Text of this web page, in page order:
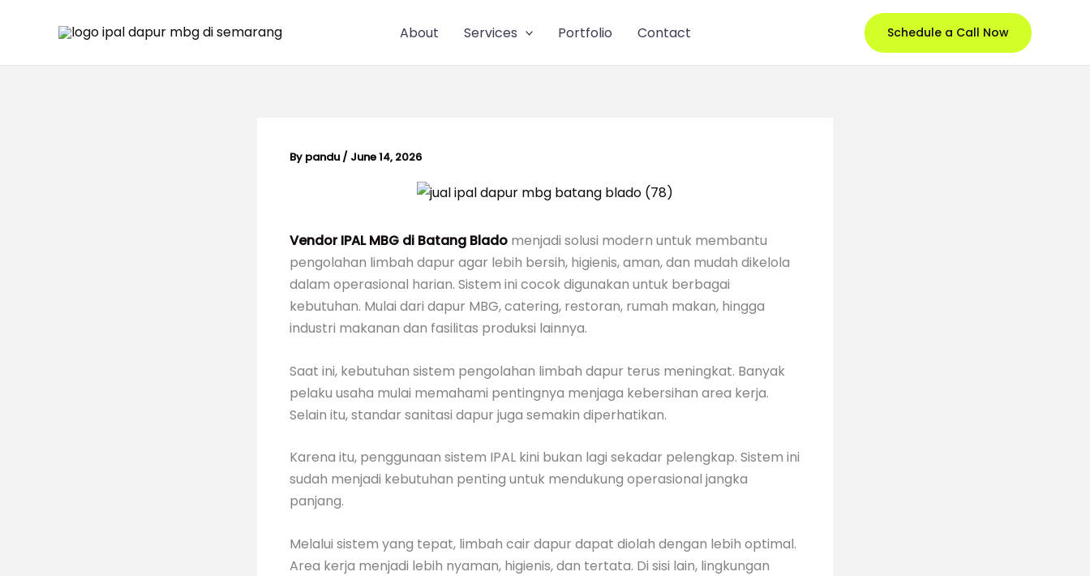
About Services Portfolio Contact Schedule a Call Now
By pandu / June 14, 2026
Vendor IPAL MBG di Batang Blado menjadi solusi modern untuk membantu
pengolahan limbah dapur agar lebih bersih, higienis, aman, dan mudah dikelola
dalam operasional harian. Sistem ini cocok digunakan untuk berbagai
kebutuhan. Mulai dari dapur MBG, catering, restoran, rumah makan, hingga
industri makanan dan fasilitas produksi lainnya.
Saat ini, kebutuhan sistem pengolahan limbah dapur terus meningkat. Banyak
pelaku usaha mulai memahami pentingnya menjaga kebersihan area kerja.
Selain itu, standar sanitasi dapur juga semakin diperhatikan.
Karena itu, penggunaan sistem IPAL kini bukan lagi sekadar pelengkap. Sistem ini
sudah menjadi kebutuhan penting untuk mendukung operasional jangka
panjang.
Melalui sistem yang tepat, limbah cair dapur dapat diolah dengan lebih optimal.
Area kerja menjadi lebih nyaman, higienis, dan tertata. Di sisi lain, lingkungan